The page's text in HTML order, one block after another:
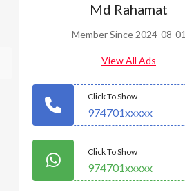
Md Rahamat
Member Since 2024-08-01
View All Ads
Click To Show
974701xxxxx
Click To Show
974701xxxxx